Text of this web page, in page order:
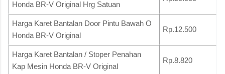
Honda BR-V Original Hrg Satuan
Harga Karet Bantalan Door Pintu Bawah O
Honda BR-V Original
Rp.12.500
Harga Karet Bantalan / Stoper Penahan
Kap Mesin Honda BR-V Original
Rp.8.820